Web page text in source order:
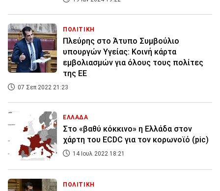
ΠΟΛΙΤΙΚΗ
Πλεύρης στο Άτυπο Συμβούλιο
υπουργών Υγείας: Κοινή κάρτα
εμβολιασμών για όλους τους πολίτες
της ΕΕ
07 Σεπ 2022 21:23
ΕΛΛΑΔΑ
Στο «βαθύ κόκκινο» η Ελλάδα στον
χάρτη του ECDC για τον κορωνοϊό (pic)
14 Ιουλ 2022 18:21
ΠΟΛΙΤΙΚΗ